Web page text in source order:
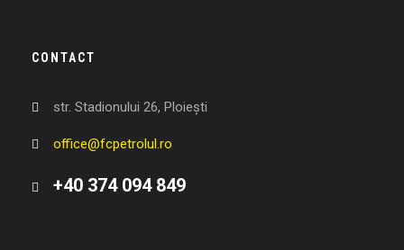
CONTACT
str. Stadionului 26, Ploiești
office@fcpetrolul.ro
+40 374 094 849